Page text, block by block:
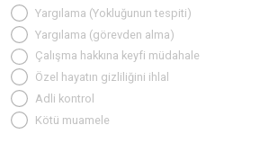
Yargılama (Yokluğunun tespiti)
Yargılama (görevden alma)
Çalışma hakkına keyfi müdahale
Özel hayatın gizliliğini ihlal
Adli kontrol
Kötü muamele